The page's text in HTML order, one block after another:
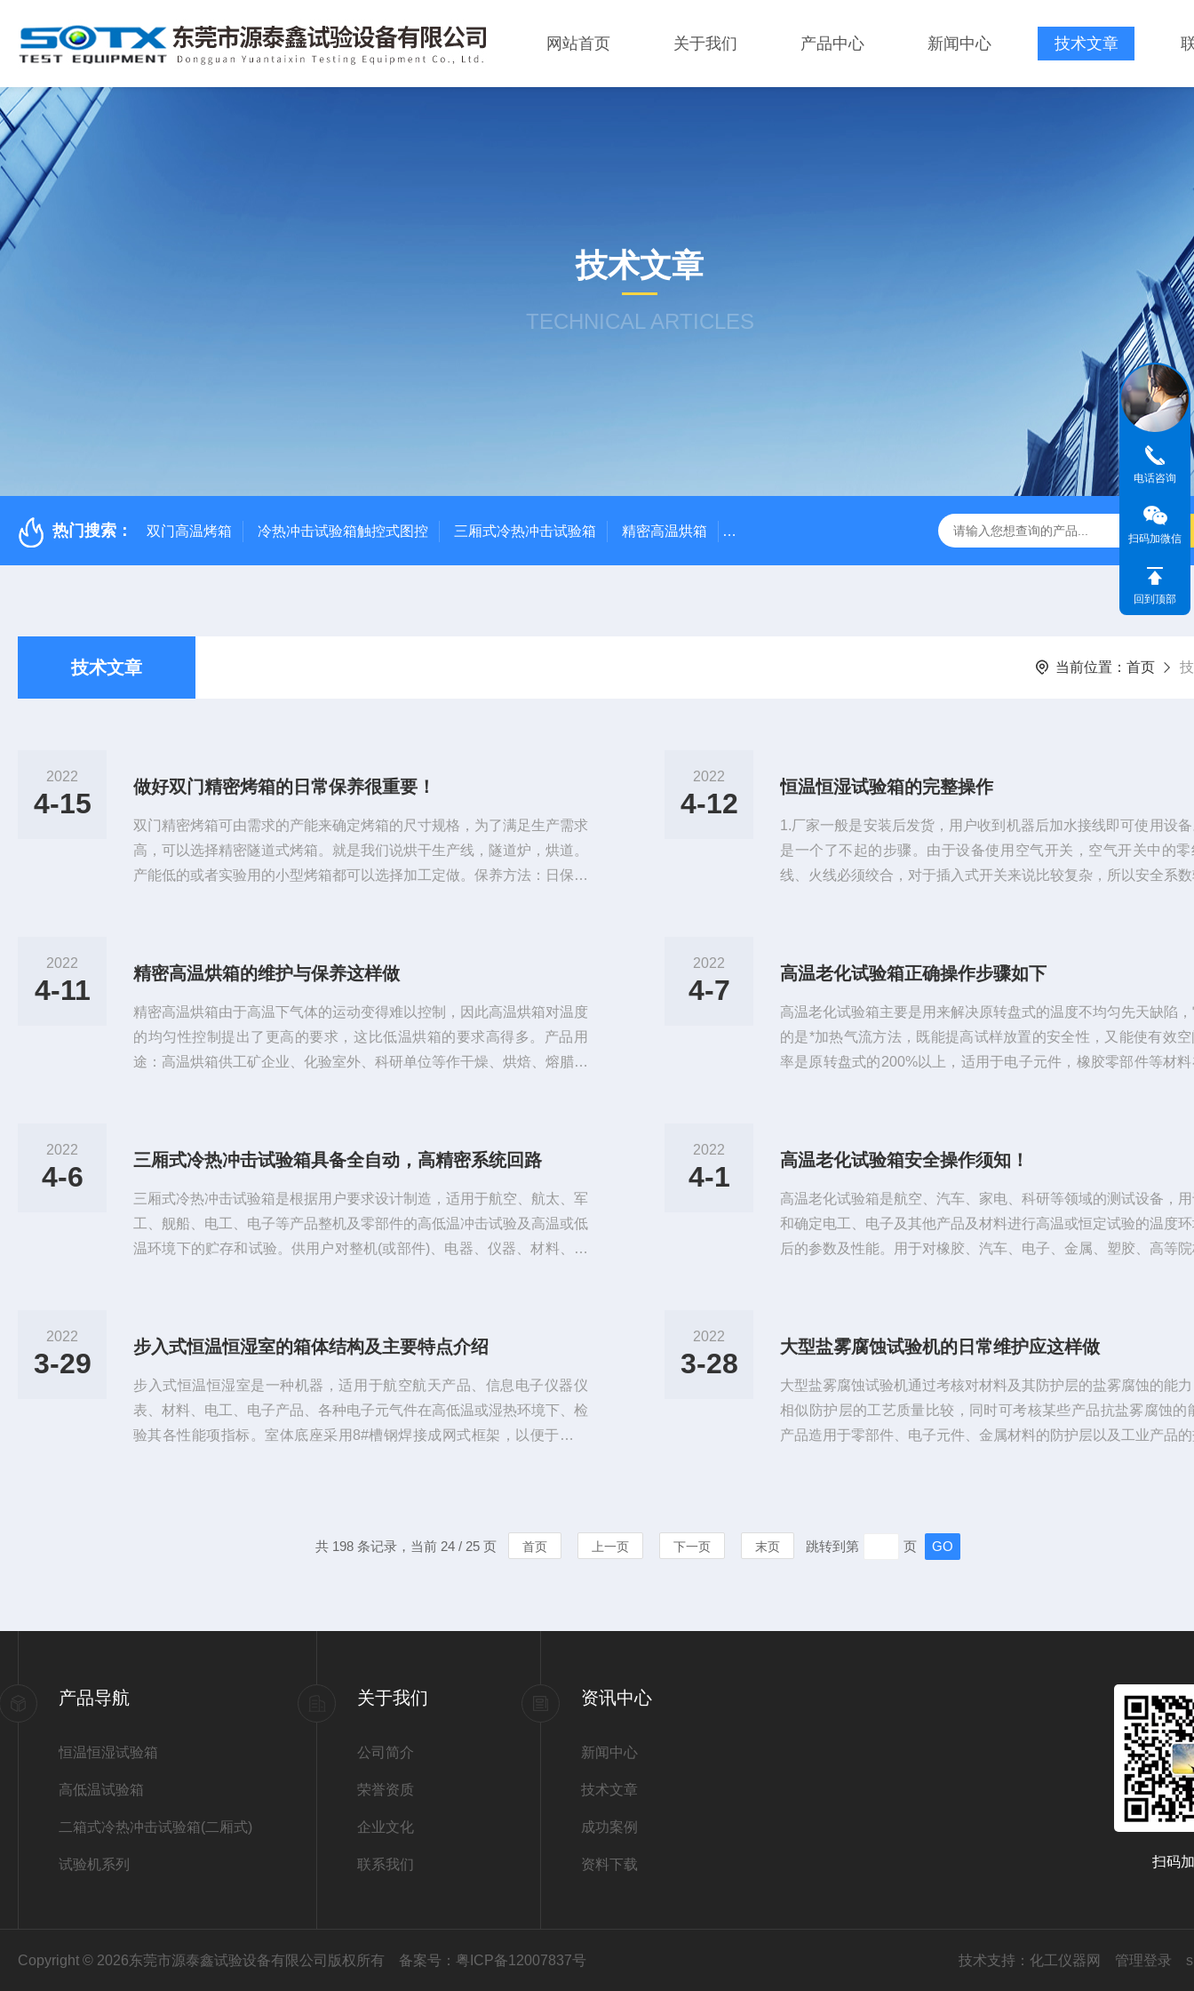
网站首页 关于我们 产品中心 新闻中心 技术文章
技术文章
TECHNICAL ARTICLES
热门搜索： 双门高温烤箱 冷热冲击试验箱触控式图控 三厢式冷热冲击试验箱 精密高温烘箱 YTX-BIR步入式高温老化房 立式恒温恒湿试验箱 订制高温老化试
技术文章 当前位置： 首页
2022
4-15
做好双门精密烤箱的日常保养很重要！
双门精密烤箱可由需求的产能来确定烤箱的尺寸规格，为了满足生产需求
高，可以选择精密隧道式烤箱。就是我们说烘干生产线，隧道炉，烘道。
产能低的或者实验用的小型烤箱都可以选择加工定做。保养方法：日保养
有立即关闭机器并通知维修工检修。月保养1.检查通风口是否堵塞，并清
2022
4-12
恒温恒湿试验箱的完整操作
1.厂家一般是安装后发货，用户收到机器后加水接线即可使用设
是一个了不起的步骤。由于设备使用空气开关，空气开关中的
线、火线必须绞合，对于插入式开关来说比较复杂，所以安全系
的材料，造成元器件短路，损坏产品表面，使油漆剥落；3.虽然
2022
4-11
精密高温烘箱的维护与保养这样做
精密高温烘箱由于高温下气体的运动变得难以控制，因此高温烘箱对温度
的均匀性控制提出了更高的要求，这比低温烘箱的要求高得多。产品用
途：高温烘箱供工矿企业、化验室外、科研单位等作干燥、烘焙、熔腊、
温仪，具有设定，测定温度双数字显、定时、功率抑制和自整定功能，控
2022
4-7
高温老化试验箱正确操作步骤如下
高温老化试验箱主要是用来解决原转盘式的温度不均匀先天缺陷
的是*加热气流方法，既能提高试样放置的安全性，又能使有效
率是原转盘式的200%以上，适用于电子元件，橡胶零部件等材
一步操作。2、调节风门：依据被测试样品的潮湿情况而定，将
2022
4-6
三厢式冷热冲击试验箱具备全自动，高精密系统回路
三厢式冷热冲击试验箱是根据用户要求设计制造，适用于航空、航太、军
工、舰船、电工、电子等产品整机及零部件的高低温冲击试验及高温或低
温环境下的贮存和试验。供用户对整机(或部件)、电器、仪器、材料、涂
易,稳定可靠,中，英文显示完整的系统操作状况、执行及设定程序曲线。
2022
4-1
高温老化试验箱安全操作须知！
高温老化试验箱是航空、汽车、家电、科研等领域的测试设备，
和确定电工、电子及其他产品及材料进行高温或恒定试验的温度
后的参数及性能。用于对橡胶、汽车、电子、金属、塑胶、高等
示时间与实际时间（由标准时间对比测出）差异甚大时，不可随
2022
3-29
步入式恒温恒湿室的箱体结构及主要特点介绍
步入式恒温恒湿室是一种机器，适用于航空航天产品、信息电子仪器仪
表、材料、电工、电子产品、各种电子元气件在高低温或湿热环境下、检
验其各性能项指标。室体底座采用8#槽钢焊接成网式框架，以便于在水
面凹凸不平及开裂等。承受力200kg/每平方米，室体(试验室主体(壳体))
2022
3-28
大型盐雾腐蚀试验机的日常维护应这样做
大型盐雾腐蚀试验机通过考核对材料及其防护层的盐雾腐蚀的能
相似防护层的工艺质量比较，同时可考核某些产品抗盐雾腐蚀的
产品造用于零部件、电子元件、金属材料的防护层以及工业产品
他热源直接辐射。4、设备周转无强烈气流，当周围空气需强制
气流不应直接吹到箱体上。...
共 198 条记录，当前 24 / 25 页 首页 上一页 下一页 末页 跳转到第 页
产品导航
恒温恒湿试验箱
高低温试验箱
二箱式冷热冲击试验箱(二厢式)
试验机系列
关于我们
公司简介
荣誉资质
企业文化
联系我们
资讯中心
新闻中心
技术文章
成功案例
资料下载 扫码
Copyright © 2026东莞市源泰鑫试验设备有限公司版权所有 备案号：粤ICP备12007837号 技术支持： 化工仪器网 管理登录
电话咨询
扫码加微信
回到顶部